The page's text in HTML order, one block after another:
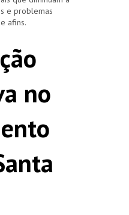
e problemas
afins.
no